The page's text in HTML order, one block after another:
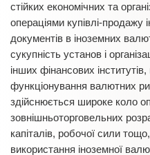
стійких економічних та
операціями купівлі-продажу
документів в іноземних
сукупність установ і
інших фінансових
функціонування валютних
здійснюється широке коло
зовнішньоторговельних
капіталів, робочої сили
використання іноземної